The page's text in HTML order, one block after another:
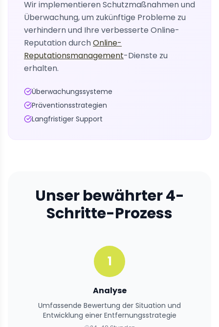
Wir implementieren Schutzmaßnahmen und
Überwachung, um zukünftige Probleme zu
verhindern und Ihre verbesserte Online-
Reputation durchOnline-
Reputationsmanagement-Dienste zu
erhalten.
Überwachungssysteme
Präventionsstrategien
Langfristiger Support
Unser bewährter 4-
Schritte-Prozess
1
Analyse
Umfassende Bewertung der Situation und
Entwicklung einer Entfernungsstrategie